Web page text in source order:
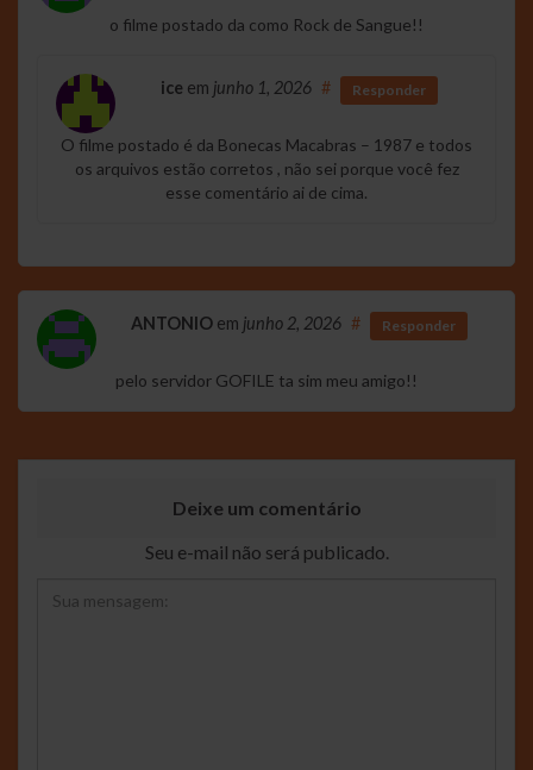
o filme postado da como Rock de Sangue!!
ice em junho 1, 2026 # Responder
O filme postado é da Bonecas Macabras – 1987 e todos
os arquivos estão corretos , não sei porque você fez
esse comentário ai de cima.
ANTONIO em junho 2, 2026 # Responder
pelo servidor GOFILE ta sim meu amigo!!
Deixe um comentário
Seu e-mail não será publicado.